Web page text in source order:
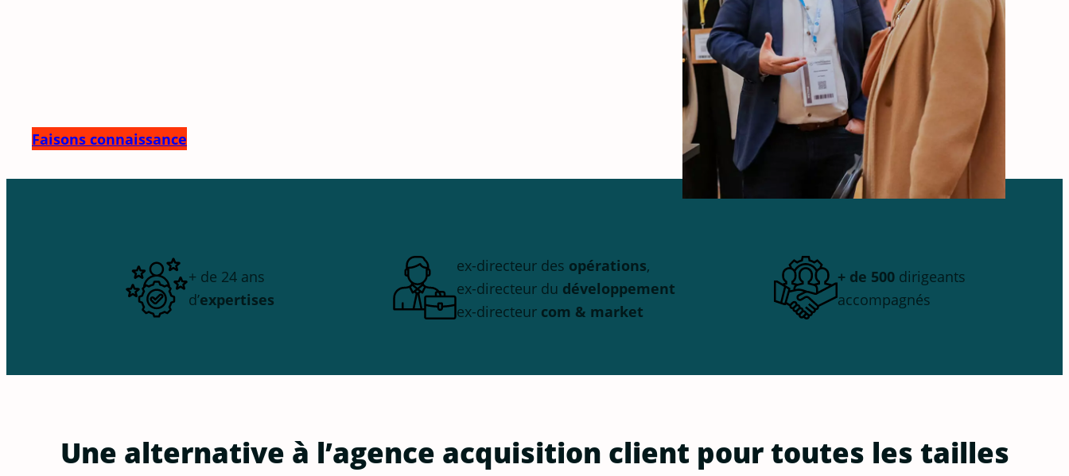
Faisons connaissance
+ de 24 ans
d’expertises
ex-directeur des opérations,
ex-directeur du développement
ex-directeur com & market
+ de 500dirigeants
accompagnés
Une alternative à l’agence acquisition client pour toutes les tailles